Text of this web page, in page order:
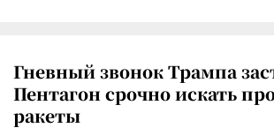
Гневный звонок Трампа
Пентагон срочно искать
ракеты